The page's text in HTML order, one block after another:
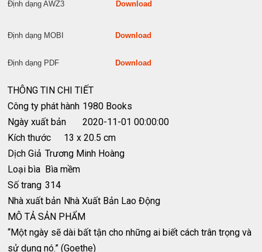
Định dạng AWZ3 Download
Định dạng MOBI Download
Định dạng PDF Download
THÔNG TIN CHI TIẾT
Công ty phát hành 1980 Books
Ngày xuất bản
2020-11-01 00:00:00
Kích thước
13 x 20.5 cm
Dịch Giả Trương Minh Hoàng
Loại bìa Bìa mềm
Số trang 314
Nhà xuất bản Nhà Xuất Bản Lao Động
MÔ TẢ SẢN PHẨM
“Một ngày sẽ dài bất tận cho những ai biết cách trân trọng và
sử dụng nó.” (Goethe)